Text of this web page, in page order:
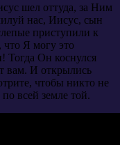
шел оттуда, за Ним
нас, Иисус, сын
приступили к
Я могу это
Тогда Он коснулся
вам. И открылись
чтобы никто не
всей земле той.